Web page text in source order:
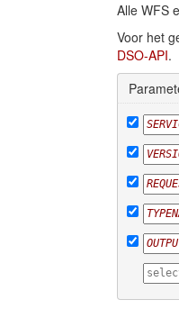
Alle WFS
Voor het
DSO-API.